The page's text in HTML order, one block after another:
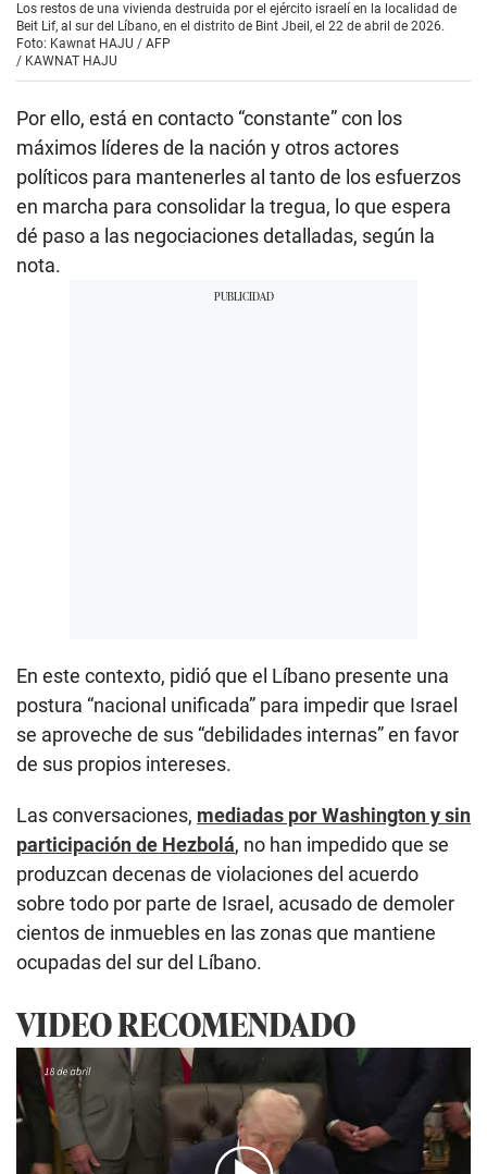
Los restos de una vivienda destruida por el ejército israelí en la localidad de
Beit Lif, al sur del Líbano, en el distrito de Bint Jbeil, el 22 de abril de 2026.
Foto: Kawnat HAJU / AFP
/ KAWNAT HAJU
Por ello, está en contacto “constante” con los
máximos líderes de la nación y otros actores
políticos para mantenerles al tanto de los esfuerzos
en marcha para consolidar la tregua, lo que espera
dé paso a las negociaciones detalladas, según la
nota.
En este contexto, pidió que el Líbano presente una
postura “nacional unificada” para impedir que Israel
se aproveche de sus “debilidades internas” en favor
de sus propios intereses.
Las conversaciones, mediadas por Washington y sin
participación de Hezbolá, no han impedido que se
produzcan decenas de violaciones del acuerdo
sobre todo por parte de Israel, acusado de demoler
cientos de inmuebles en las zonas que mantiene
ocupadas del sur del Líbano.
VIDEO RECOMENDADO